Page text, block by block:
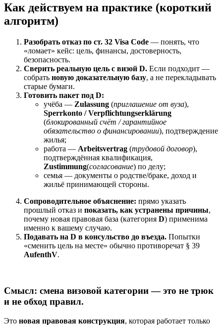
Как действуем на практике (короткий
алгоритм)
Разобрать отказ по ст. 32 Visa Code — понять, что
«ломает» кейс: цель, финансы, достоверность,
безопасность.
Сверить реальную цель с визой D. Если подходит —
собрать новую доказательную базу, а не перекладывать
старые бумаги.
Готовить пакет под D:
учёба — Zulassung (приглашение от вуза),
Sperrkonto / Verpflichtungserklärung
(блокированный счёт / гарантийное
обязательство о финансировании), подтверждение
жилья;
работа — Arbeitsvertrag (трудовой договор),
подтверждённая квалификация,
Zustimmung(согласование) по делу;
семья — документы о родстве/браке, доход и
жильё принимающей стороны.
Сопроводительное объяснение: прямо указать
прошлый отказ и показать, как устранены причины,
почему новая правовая база (категория D) применима
именно к вашему случаю.
Подавать на D в консульство до въезда. Попытки
«сменить цель на месте» обычно противоречат § 39
AufenthV.
Смысл: смена визовой категории — это не трюк
и не обход правил.
Это новая правовая конструкция, которая работает только